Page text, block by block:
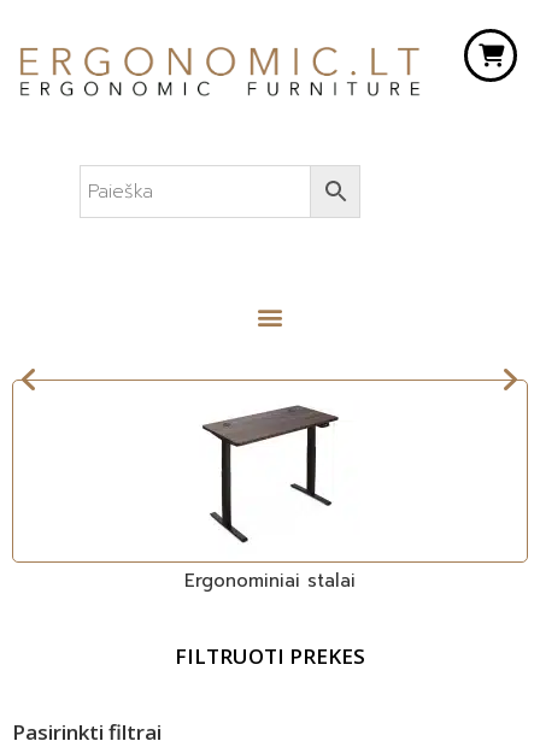
Ergonominiai stalai
FILTRUOTI PREKES
Pasirinkti filtrai